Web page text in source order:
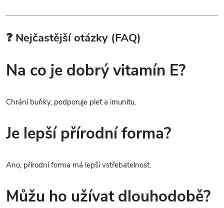
❓ Nejčastější otázky (FAQ)
Na co je dobrý vitamín E?
Chrání buňky, podporuje pleť a imunitu.
Je lepší přírodní forma?
Ano, přírodní forma má lepší vstřebatelnost.
Můžu ho užívat dlouhodobě?